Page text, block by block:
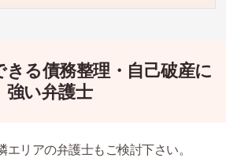
きる債務整理・自己破産に
強い弁護士
リアの弁護士もご検討下さい。